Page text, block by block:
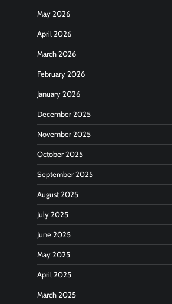
May 2026
April 2026
March 2026
February 2026
January 2026
December 2025
November 2025
October 2025
September 2025
August 2025
July 2025
June 2025
May 2025
April 2025
March 2025